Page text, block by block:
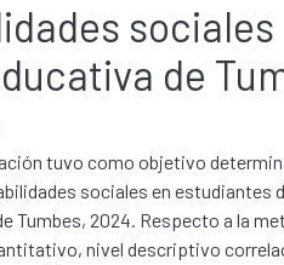
de
tuvo como objetivo
sociales en estudiantes
Tumbes, 2024. Respecto a la
nivel descriptivo